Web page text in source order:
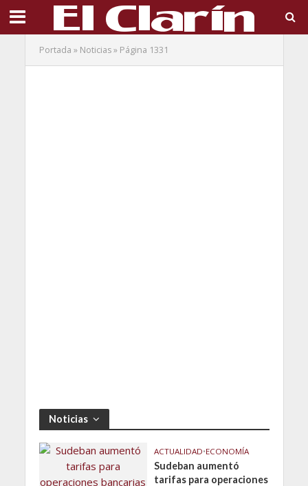
Portada » Noticias» Página 1331
Noticias
ACTUALIDAD•ECONOMÍA
Sudeban aumentó
tarifas para operaciones